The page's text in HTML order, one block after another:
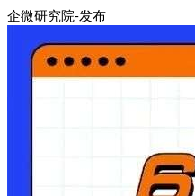
企微研究院-发布